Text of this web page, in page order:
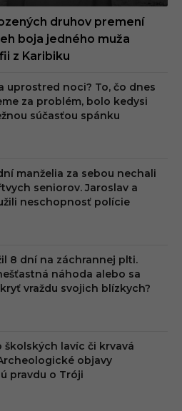
druhov premení
boja jedného muža
z Karibiku
uprostred noci? To, čo dnes
za problém, bolo kedysi
súčasťou spánku
manželia za sebou nechali
seniorov. Jaroslav a
neschopnosť polície
8 dní na záchrannej plti.
náhoda alebo sa
vraždu svojich blízkych?
školských lavíc či krvavá
objavy
pravdu o Tróji